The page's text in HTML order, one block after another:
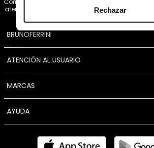
Rechazar
CONTÁCTANOS
siguientes canales de atención
Lunes a Viernes de 9:00 a.m. a 5:00 p.m.
Whatsapp:
Correo electrónico:
atencionalcliente@brunoferrini.com.pe